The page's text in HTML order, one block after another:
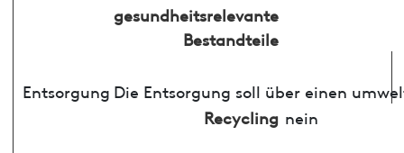
gesundheitsrelevante
Bestandteile
Entsorgung Die Entsorgung soll über einen
Recycling nein